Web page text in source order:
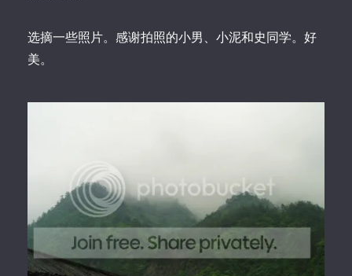
选摘一些照片。感谢拍照的小男、小泥和史同学。好
美。